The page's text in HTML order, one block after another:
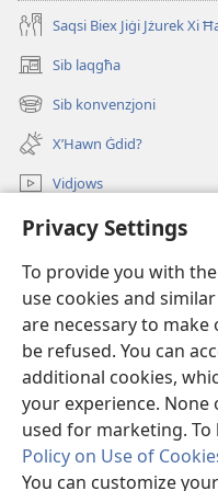
Privacy Settings
To provide you with
use cookies and
are necessary to
be refused. You can
additional cookies,
your experience.
used for marketing.
Policy on Use of
You can customize
Saqsi Biex Jiġi Jżurek Xi
Sib laqgħa
(opens
new
window)
Sib konvenzjoni
(opens
new
window)
X’Hawn Ġdid?
Vidjows
Fittex f’JW.ORG
Donazzjonijiet
(opens
new
window)LIBRERIJA ONLAJN tat-
(opens
new
window)JW Hub ®
(opens
new
window)